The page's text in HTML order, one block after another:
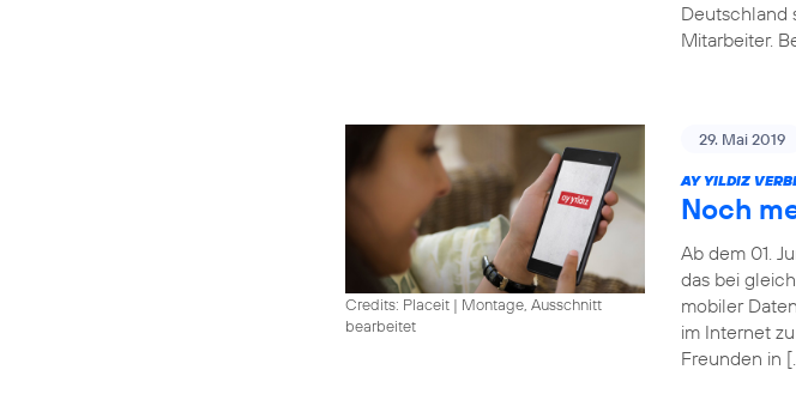
Deutschland
Mitarbeiter.
Credits: Placeit | Montage, Ausschnitt
bearbeitet
29. Mai 2019
AY YILDIZ
Noch
Ab dem 01.
das bei
mobiler
im Internet
Freunden in